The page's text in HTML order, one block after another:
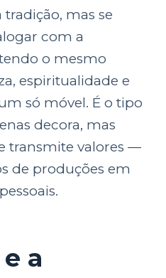
mas se
com a
o mesmo
espiritualidade e
só móvel. É o tipo
decora, mas
transmite valores —
de produções em
a